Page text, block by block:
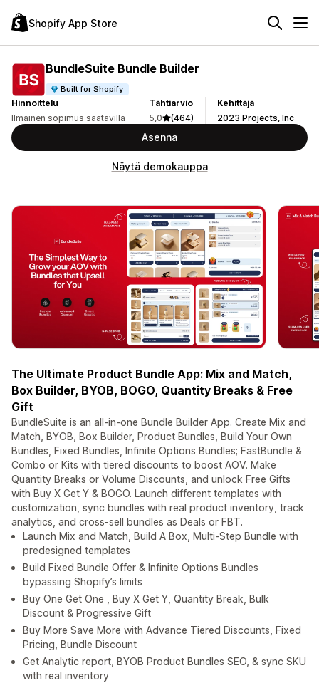
Shopify App Store
BundleSuite Bundle Builder
Built for Shopify
Hinnoittelu
Ilmainen sopimus saatavilla
Tähtiarvio
5,0
(464)
Kehittäjä
2023 Projects, Inc
Asenna
Näytä demokauppa
The Ultimate Product Bundle App: Mix and Match,
Box Builder, BYOB, BOGO, Quantity Breaks & Free
Gift
BundleSuite is an all-in-one Bundle Builder App. Create Mix and
Match, BYOB, Box Builder, Product Bundles, Build Your Own
Bundles, Fixed Bundles, Infinite Options Bundles; FastBundle &
Combo or Kits with tiered discounts to boost AOV. Make
Quantity Breaks or Volume Discounts, and unlock Free Gifts
with Buy X Get Y & BOGO. Launch different templates with
customization, sync bundles with real product inventory, track
analytics, and cross-sell bundles as Deals or FBT.
Launch Mix and Match, Build A Box, Multi-Step Bundle with
predesigned templates
Build Fixed Bundle Offer & Infinite Options Bundles
bypassing Shopify’s limits
Buy One Get One , Buy X Get Y, Quantity Break, Bulk
Discount & Progressive Gift
Buy More Save More with Advance Tiered Discounts, Fixed
Pricing, Bundle Discount
Get Analytic report, BYOB Product Bundles SEO, & sync SKU
with real inventory